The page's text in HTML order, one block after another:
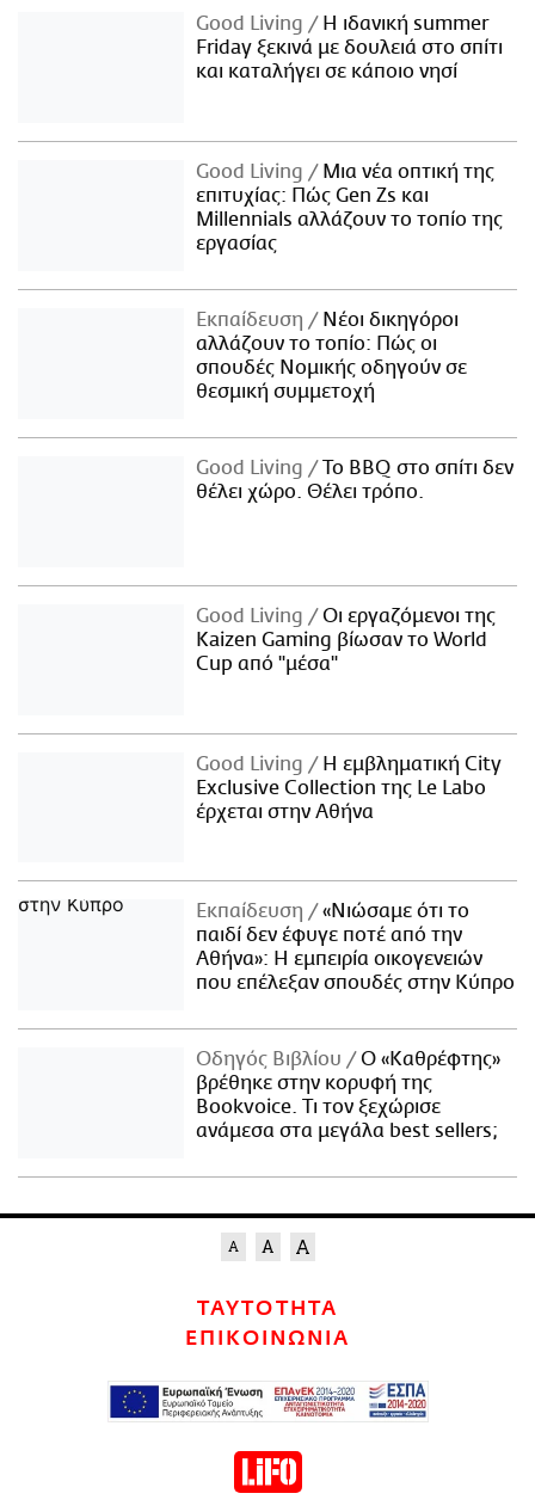
Good Living
Η ιδανική summer
Friday ξεκινά με δουλειά στο σπίτι
και καταλήγει σε κάποιο νησί
Good Living
Μια νέα οπτική της
επιτυχίας: Πώς Gen Zs και
Millennials αλλάζουν το τοπίο της
εργασίας
Εκπαίδευση
Νέοι δικηγόροι
αλλάζουν το τοπίο: Πώς οι
σπουδές Νομικής οδηγούν σε
θεσμική συμμετοχή
Good Living
Το BBQ στο σπίτι δεν
θέλει χώρο. Θέλει τρόπο.
Good Living
Οι εργαζόμενοι της
Kaizen Gaming βίωσαν το World
Cup από "μέσα"
Good Living
Η εμβληματική City
Exclusive Collection της Le Labo
έρχεται στην Αθήνα
Εκπαίδευση
«Νιώσαμε ότι το
παιδί δεν έφυγε ποτέ από την
Αθήνα»: Η εμπειρία οικογενειών
που επέλεξαν σπουδές στην Κύπρο
Οδηγός Βιβλίου
Ο «Καθρέφτης»
βρέθηκε στην κορυφή της
Bookvoice. Τι τον ξεχώρισε
ανάμεσα στα μεγάλα best sellers;
ΤΑΥΤΟΤΗΤΑ
ΕΠΙΚΟΙΝΩΝΙΑ